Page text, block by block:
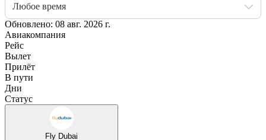
Любое время
Обновлено: 08 авг. 2026 г.
Авиакомпания
Рейс
Вылет
Прилёт
В пути
Дни
Статус
Fly Dubai